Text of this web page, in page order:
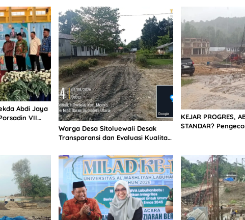
Abdi Jaya
VII
Warga Desa Sitoluewali Desak
Transparansi dan Evaluasi Kualitas
Informasi
KEJAR PROGRES,
STANDAR?
dan PPK Bungkam